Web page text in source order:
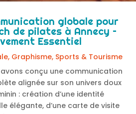
globale pour
de pilates à Annecy –
Essentiel
, Graphisme, Sports & Tourisme
conçu une communication
alignée sur son univers doux
: création d’une identité
élégante, d’une carte de visite